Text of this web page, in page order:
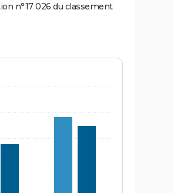
n°17 026 du classement